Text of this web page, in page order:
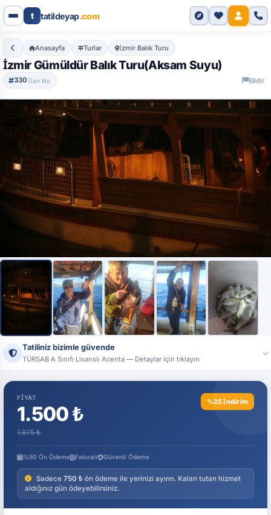
t tatildeyap.com
Anasayfa Turlar İzmir Balık Turu
İzmir Gümüldür Balık Turu(Aksam Suyu)
330 İlan No Bildir
Tatiliniz bizimle güvende
TÜRSAB A Sınıfı Lisanslı Acenta — Detaylar için tıklayın
Ünvan:Tatildeyap Turizm Seyahat Acentası
17444 — T.C. Kültür ve Turizm Bakanlığı, A Sınıfı
Genel Bakış Dahil Olanlar
FIYAT
1.500 ₺
1.875 ₺
%25 İndirim
%50 Ön Ödeme Faturalı Güvenli Ödeme
Sadece 750 ₺ ön ödeme ile yerinizi ayırın. Kalan tutarı hizmet
aldığınız gün ödeyebilirsiniz.